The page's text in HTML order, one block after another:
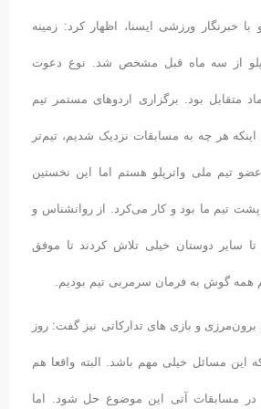
خبرنگار ورزشی ایسنا، اظهار کرد: زمینه
از سه ماه قبل مشخص شد. نوع دعوت
متقابل بود. برگزاری اردوهای مستمر تیم
اینکه هر چه به مسابقات نزدیک شدیم، تیم‌تر
تیم ملی واترپلو هستم اما این نخستین
تیم ما بود و کار می‌کرد. از روانشناس و
تا سایر دوستان خیلی تلاش کردند تا موفق
همه گوش به فرمان سرمربی تیم بودیم.
و بازی های تدارکاتی نیز گفت: روز
مسائل خیلی مهم باشد. البته واقعا هم
مسابقات آتی این موضوع حل شود. اما